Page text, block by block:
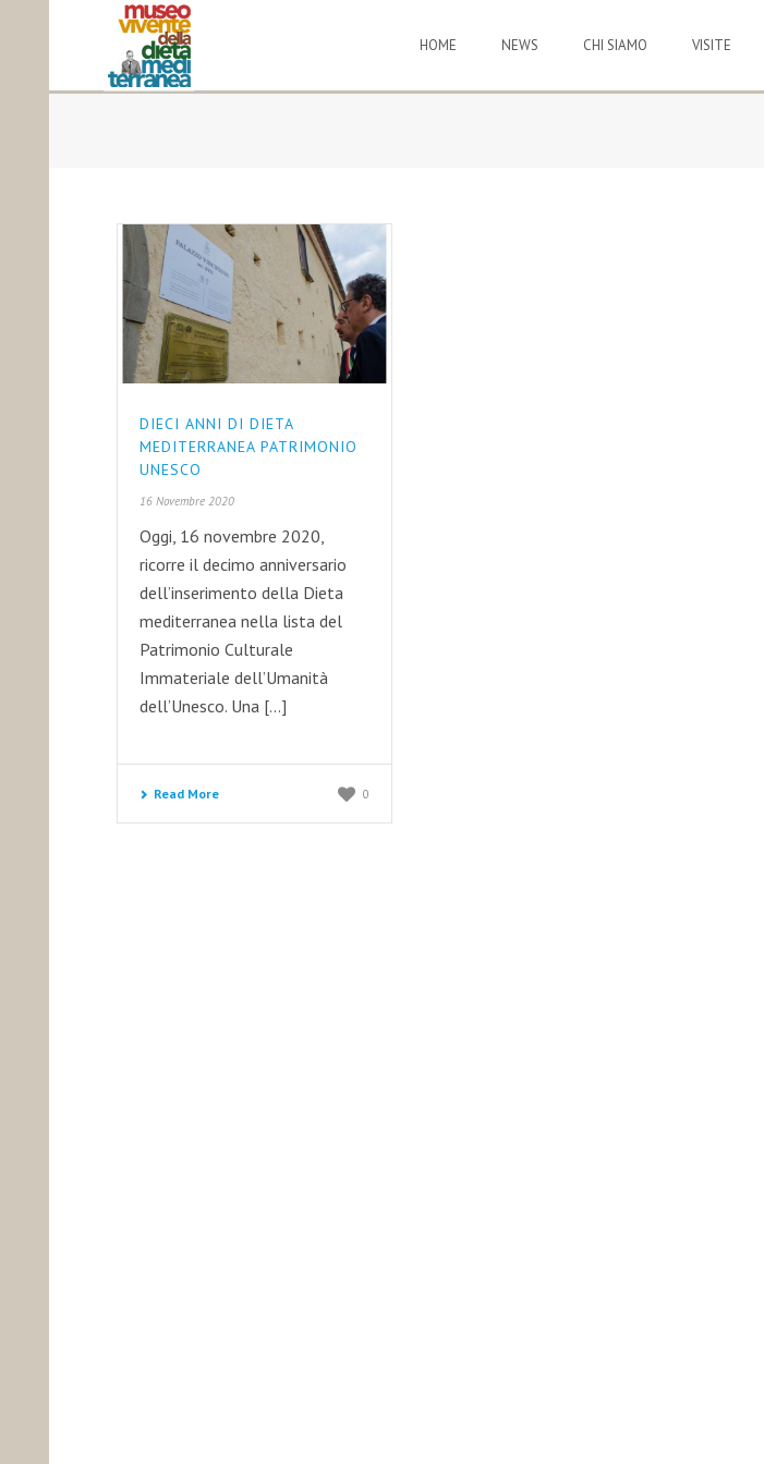
HOME NEWS CHI SIAMO VISITE
DIECI ANNI DI DIETA
MEDITERRANEA PATRIMONIO
UNESCO
16 Novembre 2020
Oggi, 16 novembre 2020,
ricorre il decimo anniversario
dell’inserimento della Dieta
mediterranea nella lista del
Patrimonio Culturale
Immateriale dell’Umanità
dell’Unesco. Una [...]
Read More 0